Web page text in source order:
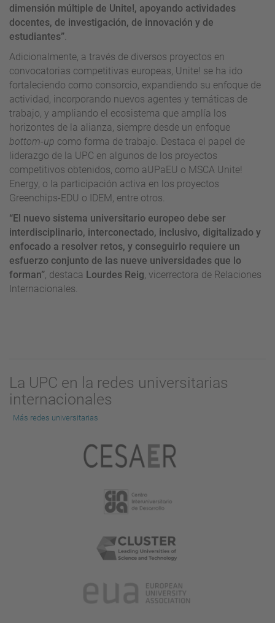
dimensión múltiple de Unite!, apoyando actividades
docentes, de investigación, de innovación y de
estudiantes”.
Adicionalmente, a través de diversos proyectos en
convocatorias competitivas europeas, Unite! se ha ido
fortaleciendo como consorcio, expandiendo su enfoque de
actividad, incorporando nuevos agentes y temáticas de
trabajo, y ampliando el ecosistema que amplía los
horizontes de la alianza, siempre desde un enfoque
bottom-up como forma de trabajo. Destaca el papel de
liderazgo de la UPC en algunos de los proyectos
competitivos obtenidos, como aUPaEU o MSCA Unite!
Energy, o la participación activa en los proyectos
Greenchips-EDU o IDEM, entre otros.
“El nuevo sistema universitario europeo debe ser
interdisciplinario, interconectado, inclusivo, digitalizado y
enfocado a resolver retos, y conseguirlo requiere un
esfuerzo conjunto de las nueve universidades que lo
forman”, destaca Lourdes Reig, vicerrectora de Relaciones
Internacionales.
La UPC en la redes universitarias
internacionales
Más redes universitarias